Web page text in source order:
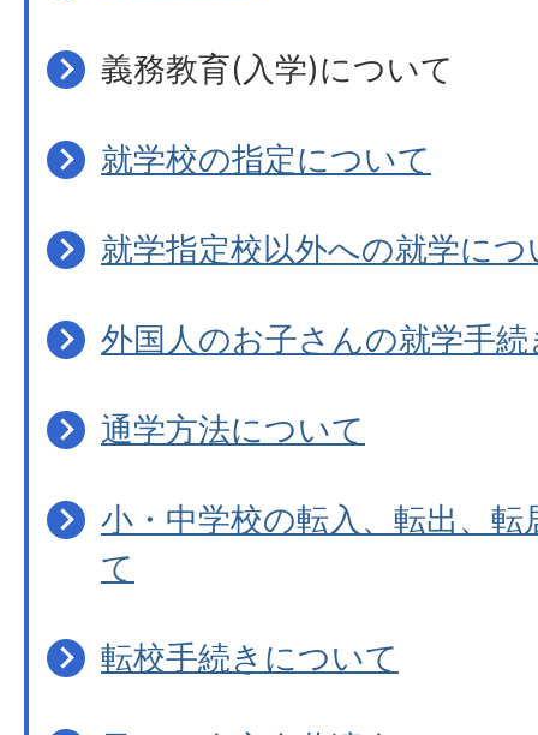
義務教育(入学)について
就学校の指定について
就学指定校以外への就学につ
外国人のお子さんの就学手続
通学方法について
小・中学校の転入、転出、
て
転校手続きについて